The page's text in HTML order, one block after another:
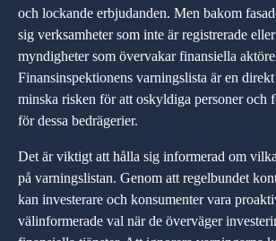
och lockande erbjudanden. Men bakom
sig verksamheter som inte är registrerade
myndigheter som övervakar finansiella
Finansinspektionens varningslista är en
minska risken för att oskyldiga personer och
för dessa bedrägerier.
Det är viktigt att hålla sig informerad om
på varningslistan. Genom att regelbundet
kan investerare och konsumenter vara
välinformerade val när de överväger